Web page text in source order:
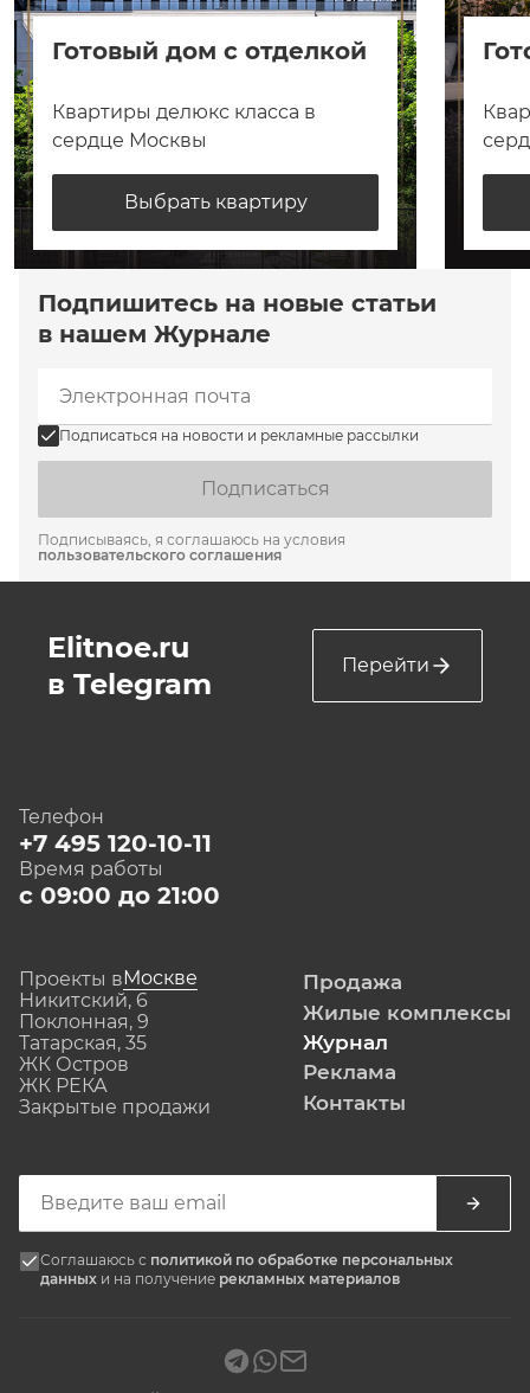
Готовый дом с отделкой
Квартиры делюкс класса в
сердце Москвы
Выбрать квартиру
Подпишитесь на новые статьи
в нашем Журнале
Подписаться на новости и рекламные рассылки
Подписаться
Подписываясь, я соглашаюсь на условия
пользовательского соглашения
Elitnoe.ru
в Telegram
Перейти
Телефон
+7 495 120-10-11
Время работы
с 09:00 до 21:00
Проекты вМоскве
Никитский, 6
Поклонная, 9
Татарская, 35
ЖК Остров
ЖК РЕКА
Закрытые продажи
Продажа
Жилые комплексы
Журнал
Реклама
Контакты
Соглашаюсь с политикой по обработке персональных
данных и на получение рекламных материалов